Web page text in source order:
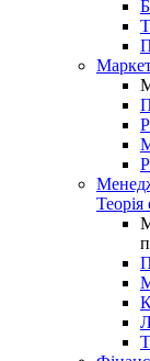
Теорія